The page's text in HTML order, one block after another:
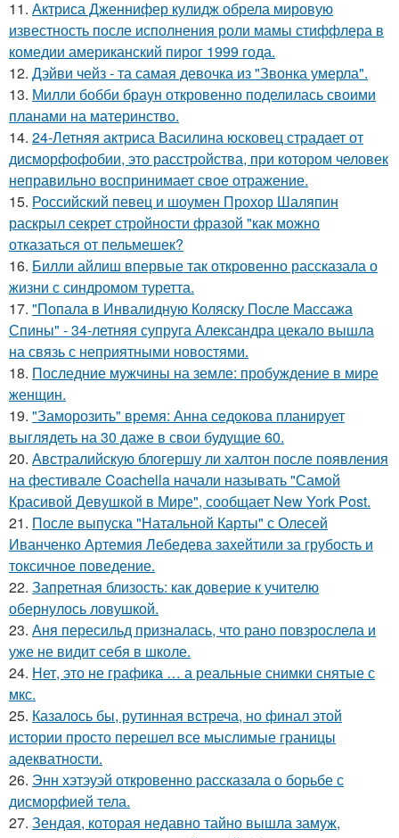
11. Актриса Дженнифер кулидж обрела мировую
известность после исполнения роли мамы стиффлера в
комедии американский пирог 1999 года.
12. Дэйви чейз - та самая девочка из "Звонка умерла".
13. Милли бобби браун откровенно поделилась своими
планами на материнство.
14. 24-Летняя актриса Василина юсковец страдает от
дисморфофобии, это расстройства, при котором человек
неправильно воспринимает свое отражение.
15. Российский певец и шоумен Прохор Шаляпин
раскрыл секрет стройности фразой "как можно
отказаться от пельмешек?
16. Билли айлиш впервые так откровенно рассказала о
жизни с синдромом туретта.
17. "Попала в Инвалидную Коляску После Массажа
Спины" - 34-летняя супруга Александра цекало вышла
на связь с неприятными новостями.
18. Последние мужчины на земле: пробуждение в мире
женщин.
19. "Заморозить" время: Анна седокова планирует
выглядеть на 30 даже в свои будущие 60.
20. Австралийскую блогершу ли халтон после появления
на фестивале Coachella начали называть "Самой
Красивой Девушкой в Мире", сообщает New York Post.
21. После выпуска "Натальной Карты" с Олесей
Иванченко Артемия Лебедева захейтили за грубость и
токсичное поведение.
22. Запретная близость: как доверие к учителю
обернулось ловушкой.
23. Аня пересильд призналась, что рано повзрослела и
уже не видит себя в школе.
24. Нет, это не графика … а реальные снимки снятые с
мкс.
25. Казалось бы, рутинная встреча, но финал этой
истории просто перешел все мыслимые границы
адекватности.
26. Энн хэтэуэй откровенно рассказала о борьбе с
дисморфией тела.
27. Зендая, которая недавно тайно вышла замуж,